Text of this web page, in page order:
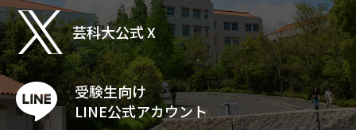
芸科大公式 X
受験生向け
LINE公式アカウント